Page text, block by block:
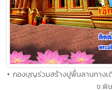
• กองบุญร่วมสร้างปูพื้นลานทาง
จ.พิ